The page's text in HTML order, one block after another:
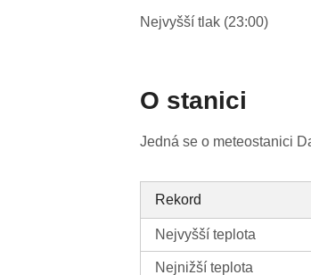
Nejvyšší tlak (23:00)
O stanici
Jedná se o meteostanici
Rekord
Nejvyšší teplota
Nejnižší teplota